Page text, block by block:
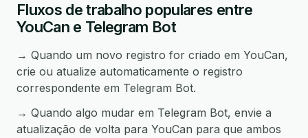
Fluxos de trabalho populares entre
YouCan e Telegram Bot
→ Quando um novo registro for criado em YouCan,
crie ou atualize automaticamente o registro
correspondente em Telegram Bot.
→ Quando algo mudar em Telegram Bot, envie a
atualização de volta para YouCan para que ambos